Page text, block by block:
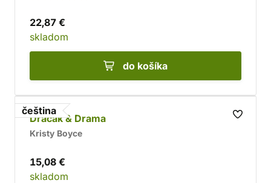
22,87 €
skladom
do košíka
čeština
Dračák & Drama
Kristy Boyce
15,08 €
skladom